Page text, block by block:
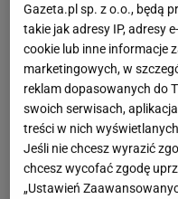
Gazeta.pl sp. z o.o., będą
takie jak adresy IP, adresy
cookie lub inne informacje
marketingowych, w
reklam dopasowanych do
swoich serwisach,
treści w nich
Jeśli nie chcesz wyrazić
chcesz wycofać zgodę
„Ustawień